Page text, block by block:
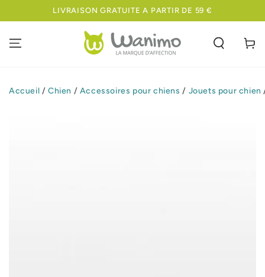
IGNORER LELIVRAISON GRATUITE A PARTIR DE 59 €
Panier
Accueil / Chien / Accessoires pour chiens / Jouets pour chien